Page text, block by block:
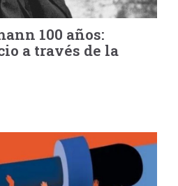
100 años:
a través de la